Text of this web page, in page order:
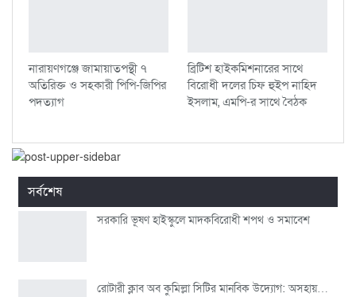
নারায়ণগঞ্জে জামায়াতপন্থী ৭
অতিরিক্ত ও সহকারী পিপি-জিপির
পদত্যাগ
ব্রিটিশ হাইকমিশনারের সাথে
বিরোধী দলের চিফ হুইপ নাহিদ
ইসলাম, এমপি-র সাথে বৈঠক
সর্বশেষ
সরকারি ভূষণ হাইস্কুলে মাদকবিরোধী শপথ ও সমাবেশ
রোটারী ক্লাব অব কুমিল্লা সিটির মানবিক উদ্যোগ: অসহায়…